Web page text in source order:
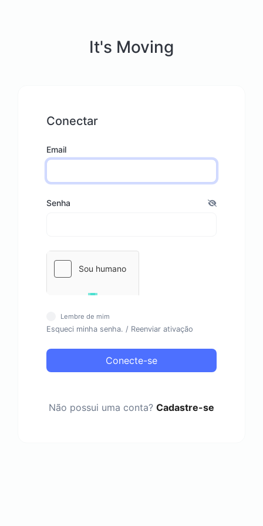
It's Moving
Conectar
Email
Senha
Lembre de mim
Esqueci minha senha. / Reenviar ativação
Conecte-se
Não possui uma conta? Cadastre-se